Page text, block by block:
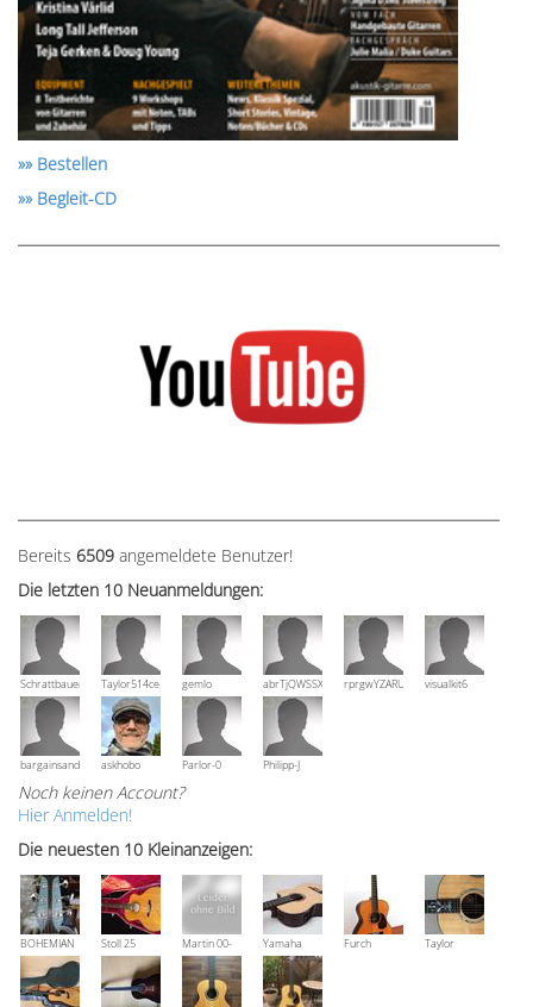
»» Bestellen
»» Begleit-CD
Bereits 6509 angemeldete Benutzer!
Die letzten 10 Neuanmeldungen:
Schrattbauer Taylor514ce gemlo abrTjQWSSXuVznPolErprgwYZARUTZQyCWESpD
visualkit6
bargainsandmoreaskhobo Parlor-0 Philipp-J
Noch keinen Account?
Hier Anmelden!
Die neuesten 10 Kleinanzeigen:
BOHEMIAN
Rozawood
Bestzustand
Stoll 25
anniversary
Martin 00-
18V, Bj 2016
Yamaha
NCX 900 R
Furch
Taylor